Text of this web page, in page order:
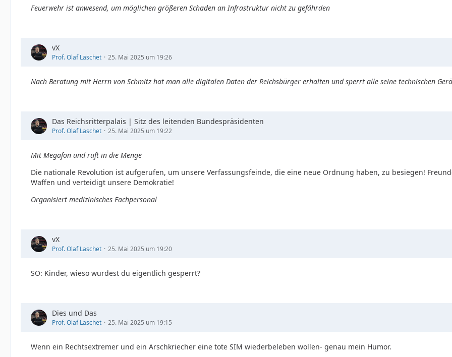
Feuerwehr ist anwesend, um möglichen größeren Schaden an Infrastruktur nicht zu gefährden
vX
Prof. Olaf Laschet 25. Mai 2025 um 19:26
Nach Beratung mit Herrn von Schmitz hat man alle digitalen Daten der Reichsbürger erhalten und sperrt alle seine technischen
Das Reichsritterpalais | Sitz des leitenden Bundespräsidenten
Prof. Olaf Laschet 25. Mai 2025 um 19:22
Mit Megafon und ruft in die Menge
Die nationale Revolution ist aufgerufen, um unsere Verfassungsfeinde, die eine neue Ordnung haben, zu besiegen!
Waffen und verteidigt unsere Demokratie!
Organisiert medizinisches Fachpersonal
vX
Prof. Olaf Laschet 25. Mai 2025 um 19:20
SO: Kinder, wieso wurdest du eigentlich gesperrt?
Dies und Das
Prof. Olaf Laschet 25. Mai 2025 um 19:15
Wenn ein Rechtsextremer und ein Arschkriecher eine tote SIM wiederbeleben wollen- genau mein Humor.